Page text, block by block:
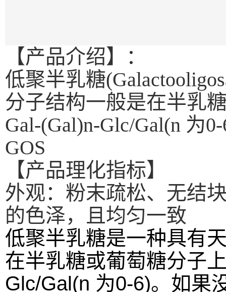
【产品介绍】：
低聚半乳糖
分子结构一般是在半乳
Gal-(Gal)n-Glc/Gal(n 为
GOS
【产品理化指标】
外观：粉末疏松、无结
的色泽，且均匀一致
低聚半乳糖是一种具有
在半乳糖或葡萄糖分子
Glc/Gal(n 为0-6)。如果